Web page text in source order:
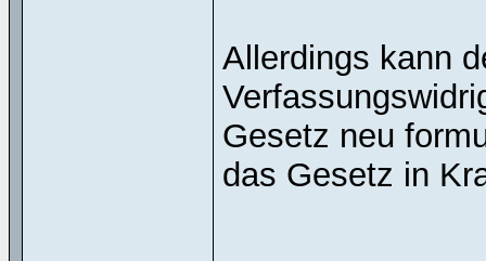
Allerdings kann
Gesetz neu
das Gesetz in